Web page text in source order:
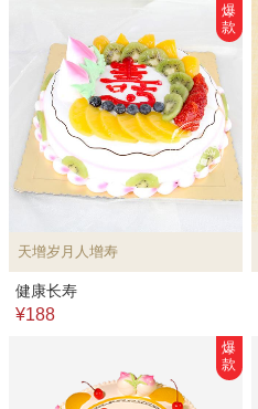
天增岁月人增寿
爆
款
健康长寿
¥188
爆
款